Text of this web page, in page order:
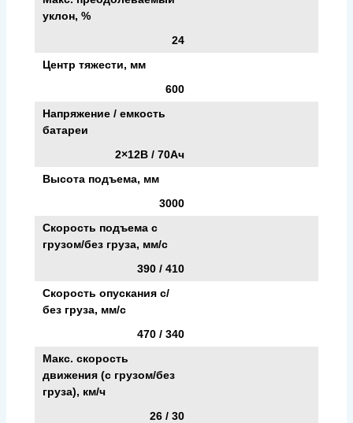
уклон, %
24
Центр тяжести, мм
600
Напряжение / емкость
батареи
2×12В / 70Ач
Высота подъема, мм
3000
Скорость подъема с
грузом/без груза, мм/с
390 / 410
Скорость опускания c/
без груза, мм/с
470 / 340
Макс. скорость
движения (с грузом/без
груза), км/ч
26 / 30